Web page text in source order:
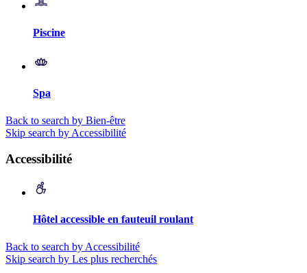
Piscine
Spa
Back to search by Bien-être
Skip search by Accessibilité
Accessibilité
Hôtel accessible en fauteuil roulant
Back to search by Accessibilité
Skip search by Les plus recherchés